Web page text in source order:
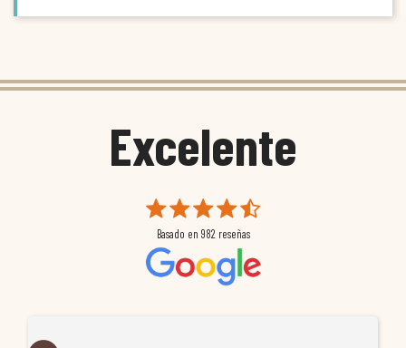
Excelente
Basado en 982 reseñas